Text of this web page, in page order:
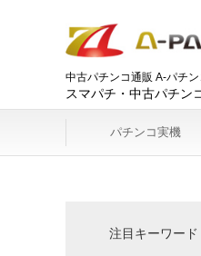
中古パチンコ通販 A-パチン
スマパチ・中古パチン
パチンコ実機
注目キーワード